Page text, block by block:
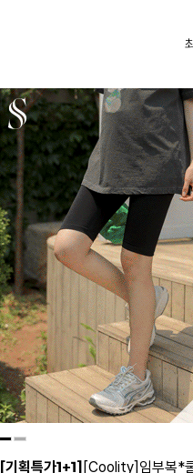
[기획특가1+1] [Coolity]임부복*